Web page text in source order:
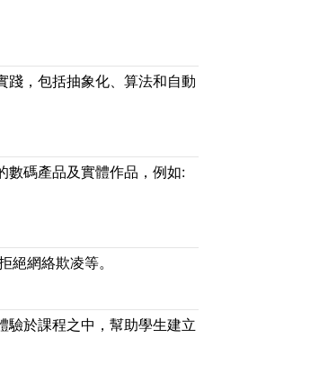
踐，包括抽象化、算法和自動
數碼產品及實體作品，例如:
絕網絡欺凌等。
驗於課程之中，幫助學生建立